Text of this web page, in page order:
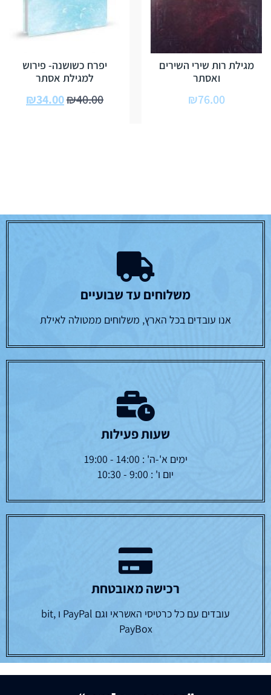
מגילת רות שירי השירים
ואסתר
₪76.00
יפרח כשושנה- פירוש
למגילת אסתר
₪40.00
₪34.00
משלוחים עד שבועיים
אנו עובדים בכל הארץ, משלוחים ממטולה לאילת
שעות פעילות
ימים א'-ה' : 14:00 - 19:00
יום ו' : 9:00 - 10:30
רכישה מאובטחת
עובדים עם כל כרטיסי האשראי וגם PayPal ו bit,
PayBox